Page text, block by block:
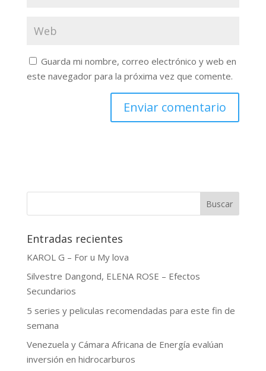
Guarda mi nombre, correo electrónico y web en
este navegador para la próxima vez que comente.
Buscar
Entradas recientes
KAROL G – For u My lova
Silvestre Dangond, ELENA ROSE – Efectos
Secundarios
5 series y peliculas recomendadas para este fin de
semana
Venezuela y Cámara Africana de Energía evalúan
inversión en hidrocarburos